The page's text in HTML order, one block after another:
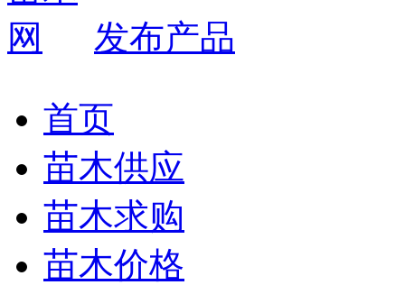
发布产品
首页
苗木供应
苗木求购
苗木价格